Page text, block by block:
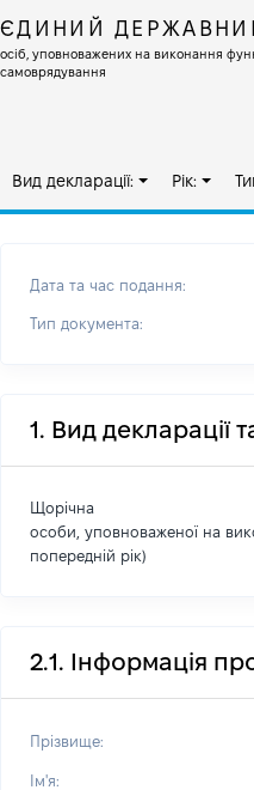
ЄДИНИЙ
осіб, уповноважених на виконання
самоврядування
Вид декларації: Рік:
Дата та час подання:
Тип документа:
1. Вид декларації
Щорічна
особи, уповноваженої на
попередній рік)
2.1. Інформація
Прізвище:
Ім'я: